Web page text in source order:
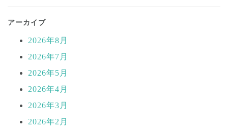
アーカイブ
2026年8月
2026年7月
2026年5月
2026年4月
2026年3月
2026年2月